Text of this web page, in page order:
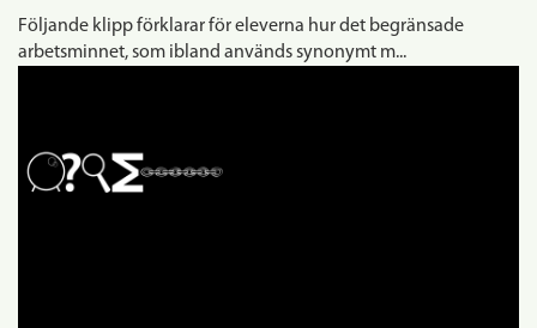
Följande klipp förklarar för eleverna hur det begränsade
arbetsminnet, som ibland används synonymt m...